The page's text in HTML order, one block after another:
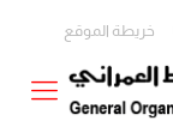
خريطة الموقع